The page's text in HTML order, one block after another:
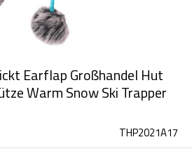
Earflap Großhandel Hut
Warm Snow Ski Trapper
THP2021A17